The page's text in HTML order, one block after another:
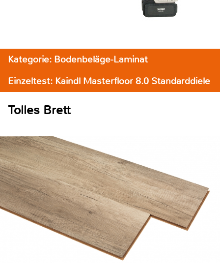
Kategorie: Bodenbeläge-Laminat
Einzeltest: Kaindl Masterfloor 8.0 Standarddiele
Tolles Brett